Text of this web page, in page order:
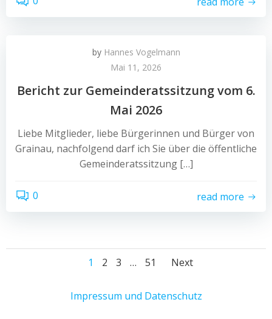
by Hannes Vogelmann
Mai 11, 2026
Bericht zur Gemeinderatssitzung vom 6.
Mai 2026
Liebe Mitglieder, liebe Bürgerinnen und Bürger von
Grainau, nachfolgend darf ich Sie über die öffentliche
Gemeinderatssitzung […]
0 read more
Posts
navigation
Page
1 Page
2 Page
3 … Page
51
Posts
Next
Impressum und Datenschutz